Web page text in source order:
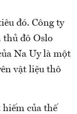
đó. Công ty
thủ đô Oslo
Na Uy là một
vật liệu thô
của thế